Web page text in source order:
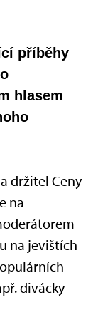
příběhy
hlasem
držitel Ceny
na
na jevištích
divácky